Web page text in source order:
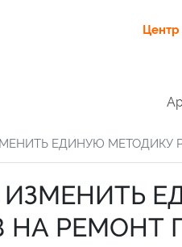
Центр
ЕДИНУЮ МЕТОДИКУ
НА РЕМОНТ